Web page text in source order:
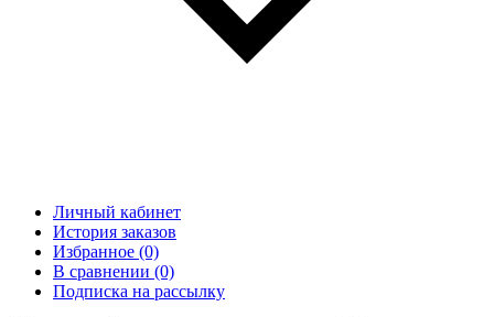
Личный кабинет
История заказов
Избранное (0)
В сравнении (0)
Подписка на рассылку